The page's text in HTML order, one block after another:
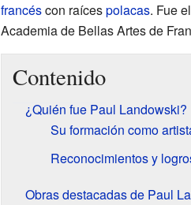
francéscon raícespolacas. Fue
Academia de Bellas Artes de
Contenido
¿Quién fue Paul Landowski?
Su formación como
Reconocimientos y
Obras destacadas de Paul